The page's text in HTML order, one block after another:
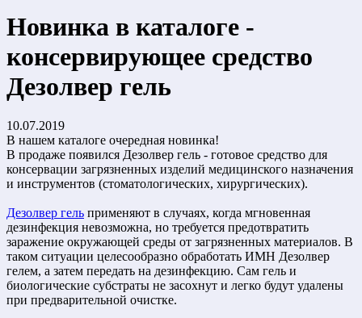
Новинка в каталоге -
консервирующее средство
Дезолвер гель
10.07.2019
В нашем каталоге очередная новинка!
В продаже появился Дезолвер гель - готовое средство для
консервации загрязненных изделий медицинского назначения
и инструментов (стоматологических, хирургических).
Дезолвер гель применяют в случаях, когда мгновенная
дезинфекция невозможна, но требуется предотвратить
заражение окружающей среды от загрязненных материалов. В
таком ситуации целесообразно обработать ИМН Дезолвер
гелем, а затем передать на дезинфекцию. Сам гель и
биологические субстраты не засохнут и легко будут удалены
при предварительной очистке.